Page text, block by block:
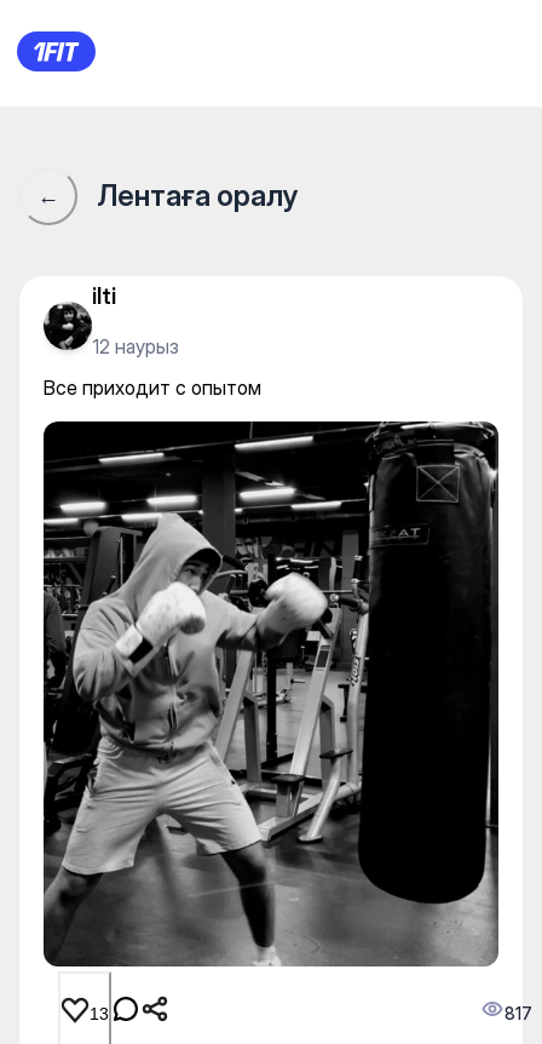
Все приходит с опытом
← Лентаға оралу
ilti
12 наурыз
Все приходит с опытом
13 817